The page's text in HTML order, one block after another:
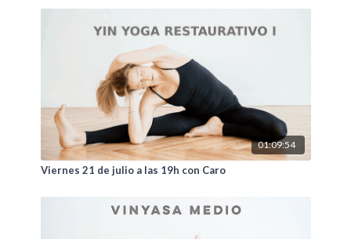
01:09:54
Viernes 21 de julio a las 19h con Caro